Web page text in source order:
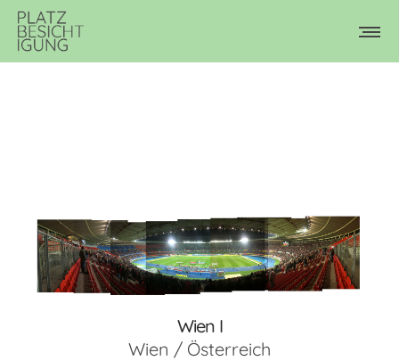
Wien I
Wien / Österreich